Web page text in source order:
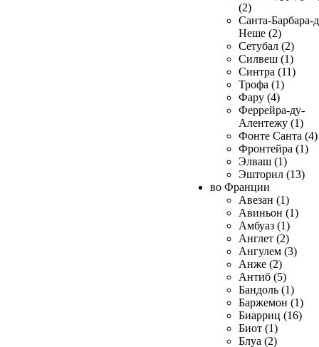
(2)
Санта-Барбара-
Неше (2)
Сетубал (2)
Силвеш (1)
Синтра (11)
Трофа (1)
Фару (4)
Феррейра-ду-
Алентежу (1)
Фонте Санта (4)
Фронтейра (1)
Элваш (1)
Эшторил (13)
во Франции
Авезан (1)
Авиньон (1)
Амбуаз (1)
Англет (2)
Ангулем (3)
Анже (2)
Антиб (5)
Бандоль (1)
Баржемон (1)
Биарриц (16)
Биот (1)
Блуа (2)